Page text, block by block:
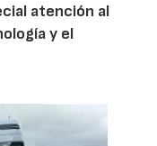
atención al
y el